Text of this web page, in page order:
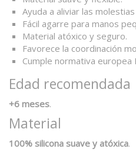
Ayuda a aliviar las
Fácil agarre para manos
Material atóxico y seguro.
Favorece la coordinación
Cumple normativa europea
Edad recomendada
+6 meses.
Material
100% silicona suave y atóxica.